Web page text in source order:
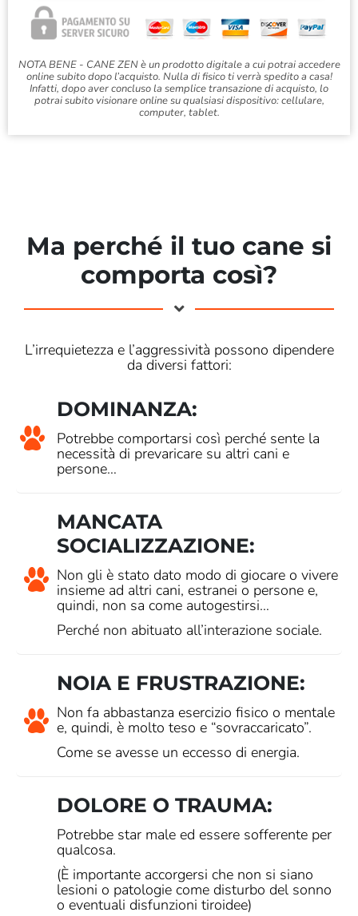
NOTA BENE - CANE ZEN è un prodotto digitale a cui potrai accedere
online subito dopo l’acquisto. Nulla di fisico ti verrà spedito a casa!
Infatti, dopo aver concluso la semplice transazione di acquisto, lo
potrai subito visionare online su qualsiasi dispositivo: cellulare,
computer, tablet.
Ma perché il tuo cane si
comporta così?
L’irrequietezza e l’aggressività possono dipendere
da diversi fattori:
DOMINANZA:
Potrebbe comportarsi così perché sente la
necessità di prevaricare su altri cani e
persone…
MANCATA
SOCIALIZZAZIONE:
Non gli è stato dato modo di giocare o vivere
insieme ad altri cani, estranei o persone e,
quindi, non sa come autogestirsi…
Perché non abituato all’interazione sociale.
NOIA E FRUSTRAZIONE:
Non fa abbastanza esercizio fisico o mentale
e, quindi, è molto teso e “sovraccaricato”.
Come se avesse un eccesso di energia.
DOLORE O TRAUMA:
Potrebbe star male ed essere sofferente per
qualcosa.
(È importante accorgersi che non si siano
lesioni o patologie come disturbo del sonno
o eventuali disfunzioni tiroidee)